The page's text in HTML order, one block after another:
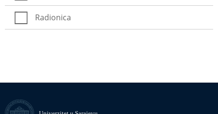
Radionica